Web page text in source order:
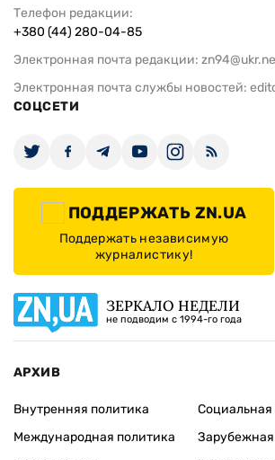
Телефон редакции:
+380 (44) 280-04-85
Электронная почта редакции:
Электронная почта службы новостей:
СОЦСЕТИ
ПОДДЕРЖАТЬ ZN.UA
Поддержать независимую
журналистику!
ЗЕРКАЛО НЕДЕЛИ
не подводим с 1994-го года
АРХИВ
Внутренняя политика
Международная политика
Социальная